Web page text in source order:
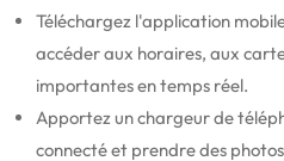
Téléchargez l'application
accéder aux horaires, aux
importantes en temps réel.
Apportez un chargeur de
connecté et prendre des